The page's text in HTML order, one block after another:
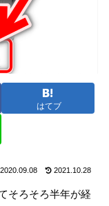
はてブ
2020.09.08 2021.10.28
そろそろ半年が経